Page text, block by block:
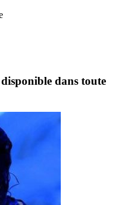
dans toute